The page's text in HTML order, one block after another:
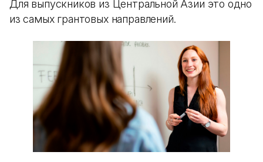
Для выпускников из Центральной Азии это одно
из самых грантовых направлений.